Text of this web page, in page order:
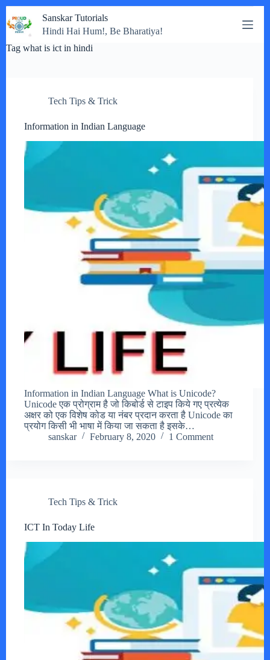
to
content
Sanskar Tutorials
Hindi Hai Hum!, Be Bharatiya!
Tag what is ict in hindi
Tech Tips & Trick
Information in Indian Language
Information in Indian Language What is Unicode?
Unicode एक प्रोग्राम है जो किबोर्ड से टाइप किये गए प्रत्येक
अक्षर को एक विशेष कोड या नंबर प्रदान करता है Unicode का
प्रयोग किसी भी भाषा में किया जा सकता है इसके…
sanskar
February 8, 2020 1 Comment
Tech Tips & Trick
ICT In Today Life